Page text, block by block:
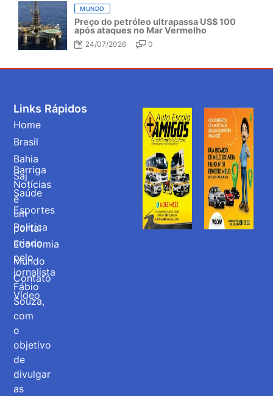
MUNDO
Preço do petróleo ultrapassa US$ 100
após ataques no Mar Vermelho
24/07/2026 0
Barriga
Notícias
é
um
portal
criado
pelo
jornalista
Fábio
Souza,
com
o
objetivo
de
divulgar
as
Links Rápidos
Home
Brasil
Bahia
Saj
Saúde
Esportes
Politica
Economia
Mundo
Contato
Vídeo